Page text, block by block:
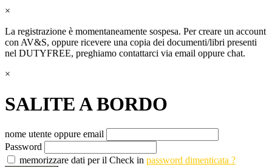
×
La registrazione è momentaneamente sospesa. Per creare un account
con AV&S, oppure ricevere una copia dei documenti/libri presenti
nel DUTYFREE, preghiamo contattarci via email oppure chat.
×
SALITE A BORDO
nome utente oppure email
Password
memorizzare dati per il Check in password dimenticata ?